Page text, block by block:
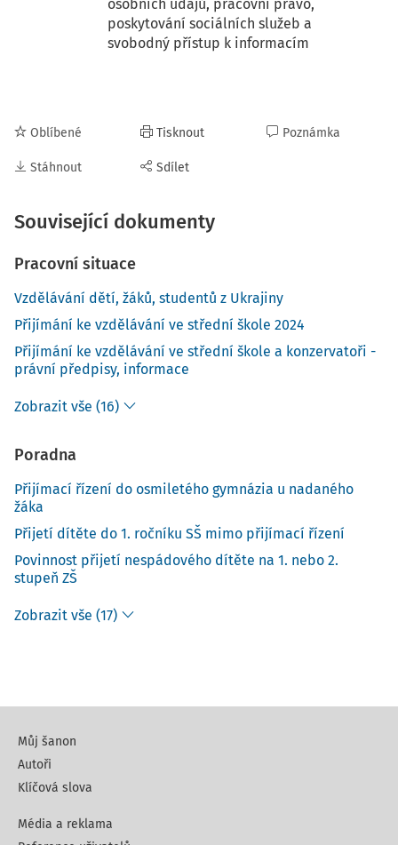
osobních údajů, pracovní právo,
poskytování sociálních služeb a
svobodný přístup k informacím
Oblíbené
Stáhnout
Tisknout
Sdílet
Poznámka
Související dokumenty
Pracovní situace
Vzdělávání dětí, žáků, studentů z Ukrajiny
Přijímání ke vzdělávání ve střední škole 2024
Přijímání ke vzdělávání ve střední škole a konzervatoři -
právní předpisy, informace
Zobrazit vše (16)
Poradna
Přijímací řízení do osmiletého gymnázia u nadaného
žáka
Přijetí dítěte do 1. ročníku SŠ mimo přijímací řízení
Povinnost přijetí nespádového dítěte na 1. nebo 2.
stupeň ZŠ
Zobrazit vše (17)
Můj šanon
Autoři
Klíčová slova
Média a reklama